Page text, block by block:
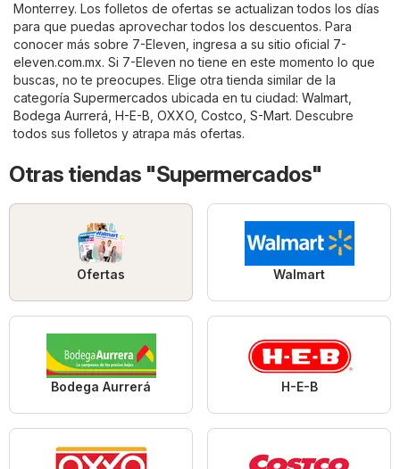
Monterrey. Los folletos de ofertas se actualizan todos los días
para que puedas aprovechar todos los descuentos. Para
conocer más sobre 7-Eleven, ingresa a su sitio oficial 7-
eleven.com.mx. Si 7-Eleven no tiene en este momento lo que
buscas, no te preocupes. Elige otra tienda similar de la
categoría Supermercados ubicada en tu ciudad: Walmart
Bodega Aurrerá H-E-B OXXO Costco S-Mart. Descubre
todos sus folletos y atrapa más ofertas.
Otras tiendas "Supermercados"
Ofertas Walmart
Bodega Aurrerá H-E-B